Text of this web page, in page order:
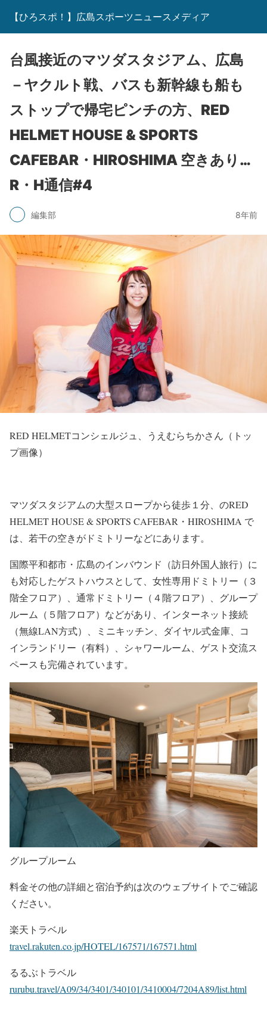
【ひろスポ！】広島スポーツニュースメディア
台風接近のマツダスタジアム、広島
－ヤクルト戦、バスも新幹線も船も
ストップで帰宅ピンチの方、RED
HELMET HOUSE & SPORTS
CAFEBAR・HIROSHIMA 空きあり…
R・H通信#4
編集部 8年前
RED HELMETコンシェルジュ、うえむらちかさん（トッ
プ画像）
マツダスタジアムの大型スロープから徒歩１分、のRED
HELMET HOUSE & SPORTS CAFEBAR・HIROSHIMA で
は、若干の空きがドミトリーなどにあります。
国際平和都市・広島のインバウンド（訪日外国人旅行）に
も対応したゲストハウスとして、女性専用ドミトリー（３
階全フロア）、通常ドミトリー（４階フロア）、グループ
ルーム（５階フロア）などがあり、インターネット接続
（無線LAN方式）、ミニキッチン、ダイヤル式金庫、コ
インランドリー（有料）、シャワールーム、ゲスト交流ス
ペースも完備されています。
グループルーム
料金その他の詳細と宿泊予約は次のウェブサイトでご確認
ください。
楽天トラベル
travel.rakuten.co.jp/HOTEL/167571/167571.html
るるぶトラベル
rurubu.travel/A09/34/3401/340101/3410004/7204A89/list.html